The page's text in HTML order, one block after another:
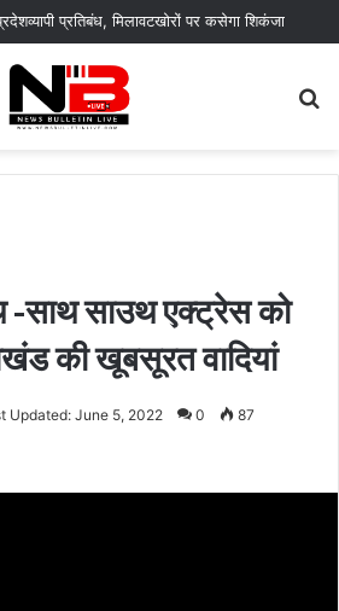
नगर आयुक्त के निर्देशों पर नगर निगम द्वारा सचिवालय परिसर में सब्जी पौधों का वितरण, “स्वच्छ दून–हरित दून” का दिया संदेश
-साथ साउथ एक्ट्रेस को
की खूबसूरत वादियां
Updated: June 5, 2022 0 87